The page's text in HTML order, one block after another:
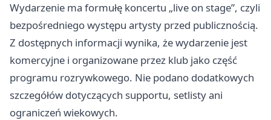
Wydarzenie ma formułę koncertu „live on stage”, czyli
bezpośredniego występu artysty przed publicznością.
Z dostępnych informacji wynika, że wydarzenie jest
komercyjne i organizowane przez klub jako część
programu rozrywkowego. Nie podano dodatkowych
szczegółów dotyczących supportu, setlisty ani
ograniczeń wiekowych.